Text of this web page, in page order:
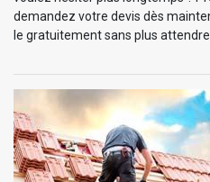
demandez votre devis dès
le gratuitement sans plus attendre